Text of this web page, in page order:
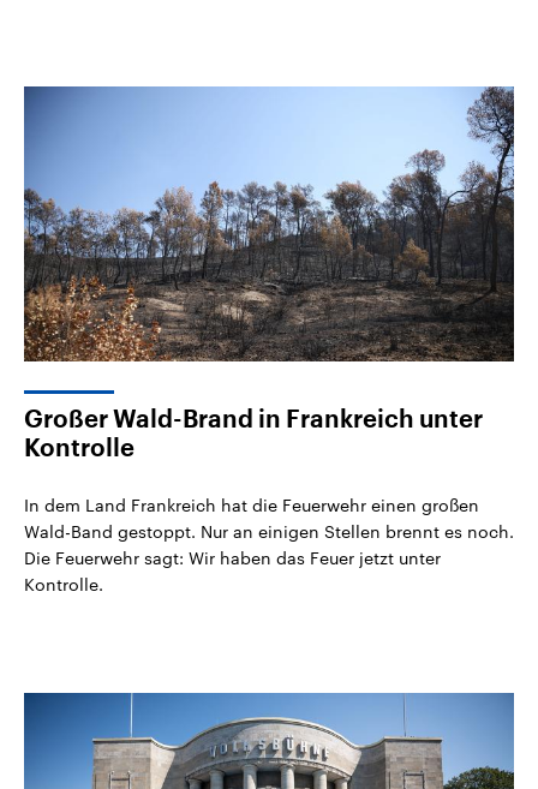
Großer Wald-Brand in Frankreich unter
Kontrolle
In dem Land Frankreich hat die Feuerwehr einen großen
Wald-Band gestoppt. Nur an einigen Stellen brennt es noch.
Die Feuerwehr sagt: Wir haben das Feuer jetzt unter
Kontrolle.